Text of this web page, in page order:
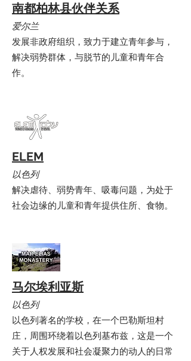
南都柏林县伙伴关系
爱尔兰
发展非政府组织，致力于建立青年参与，
解决弱势群体，与脱节的儿童和青年合
作。
ELEM
以色列
解决虐待、弱势青年、吸毒问题，为处于
社会边缘的儿童和青年提供住所、食物。
马尔埃利亚斯
以色列
以色列著名的学校，在一个巴勒斯坦村
庄，周围环绕着以色列基布兹，这是一个
关于人权发展和社会凝聚力的动人的日常